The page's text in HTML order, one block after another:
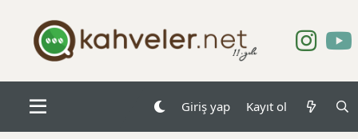
Giriş yap Kayıt ol